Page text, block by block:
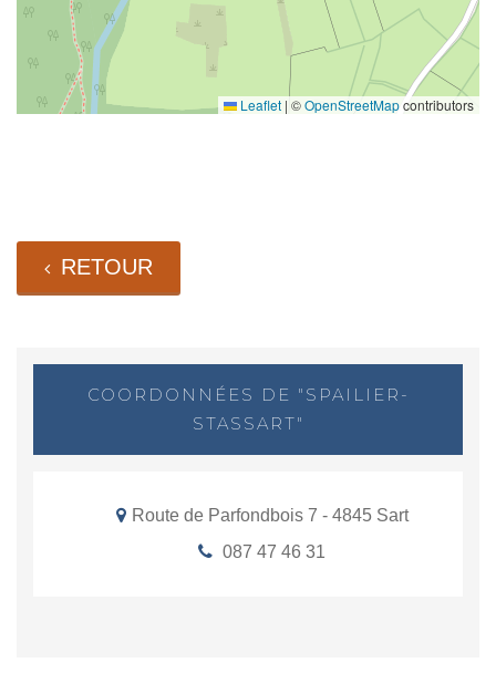
Leaflet | ©OpenStreetMapcontributors
RETOUR
COORDONNÉES DE "SPAILIER-
STASSART"
Route de Parfondbois 7 - 4845 Sart
087 47 46 31